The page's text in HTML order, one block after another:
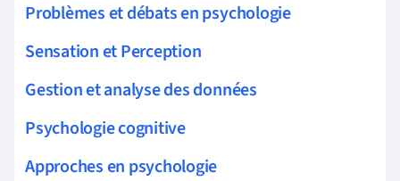
Problèmes et débats en psychologie
Sensation et Perception
Gestion et analyse des données
Psychologie cognitive
Approches en psychologie